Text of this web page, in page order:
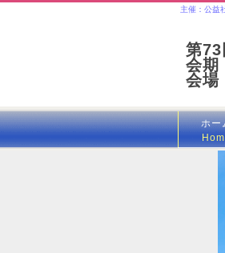
主催：公益
第73
会期
会場
ホー